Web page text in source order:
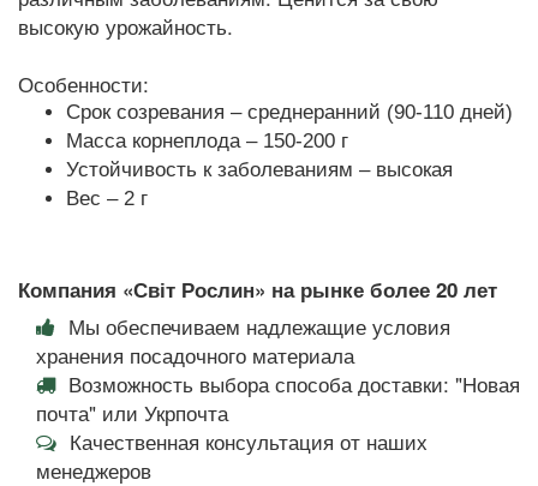
высокую урожайность.
Особенности:
Срок созревания – среднеранний (90-110 дней)
Масса корнеплода – 150-200 г
Устойчивость к заболеваниям – высокая
Вес – 2 г
Компания «Світ Рослин» на рынке более 20 лет
Мы обеспечиваем надлежащие условия
хранения посадочного материала
Возможность выбора способа доставки: "Новая
почта" или Укрпочта
Качественная консультация от наших
менеджеров